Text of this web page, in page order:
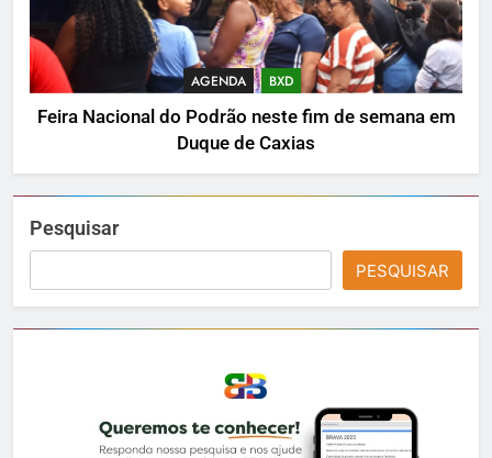
AGENDA BXD
Feira Nacional do Podrão neste fim de semana em
Duque de Caxias
Pesquisar
PESQUISAR